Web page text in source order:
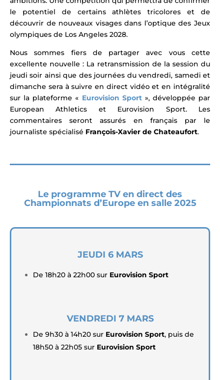
le potentiel de certains athlètes tricolores et de
découvrir de nouveaux visages dans l’optique des Jeux
olympiques de Los Angeles 2028.
Nous sommes fiers de partager avec vous cette
excellente nouvelle : La retransmission de la session du
jeudi soir ainsi que des journées du vendredi, samedi et
dimanche sera à suivre en direct vidéo et en intégralité
sur la plateforme « Eurovision Sport», développée par
European Athletics et Eurovision Sport. Les
commentaires seront assurés en français par le
journaliste spécialisé François-Xavier de Chateaufort.
Le programme TV en direct des
Championnats d’Europe en salle 2025
JEUDI 6 MARS
De 18h20 à 22h00 sur Eurovision Sport
VENDREDI 7 MARS
De 9h30 à 14h20 sur Eurovision Sport, puis de
18h50 à 22h05 sur Eurovision Sport